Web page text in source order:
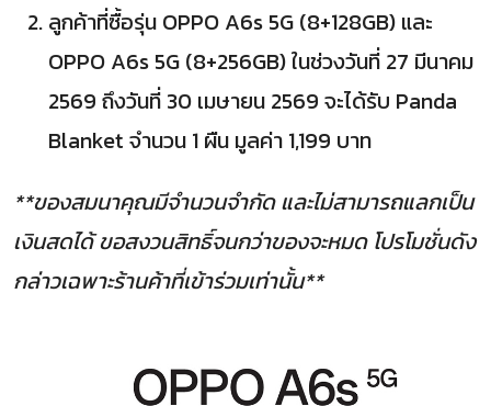
ลูกค้าที่ซื้อรุ่น OPPO A6s 5G (8+128GB) และ
OPPO A6s 5G (8+256GB) ในช่วงวันที่ 27 มีนาคม
2569 ถึงวันที่ 30 เมษายน 2569 จะได้รับ Panda
Blanket จำนวน 1 ผืน มูลค่า 1,199 บาท
**ของสมนาคุณมีจํานวนจํากัด และไม่สามารถแลกเป็น
เงินสดได้ ขอสงวนสิทธิ์จนกว่าของจะหมด โปรโมชั่นดัง
กล่าวเฉพาะร้านค้าที่เข้าร่วมเท่านั้น**